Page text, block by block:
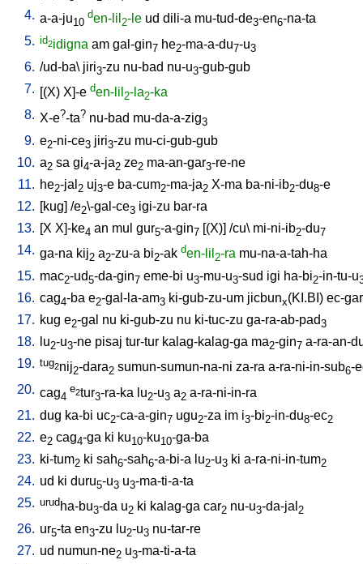
4. a-a-ju10
den-lil 2-le ud dili-a mu-tud-de3-en6-na-ta
5. id2idigna am gal-gin7 he2-ma-a-du7-u3
6. /ud-ba\ jiri3-zu nu-bad nu-u3-gub-gub
7. [(X) X]-e den-lil 2-la2-ka
8. X-e?-ta? nu-bad mu-da-a-zig3
9. e2-ni-ce3 jiri3-zu mu-ci-gub-gub
10. a2 sa gi4-a-ja2 ze2 ma-an-gar3-re-ne
11. he2-jal 2 uj3-e ba-cum2-ma-ja2 X-ma ba-ni-ib2-du8-e
12. [kug] /e2\-gal-ce3 igi-zu bar-ra
13. [X X]-ke4 an mul gur5-a-gin7 [(X)] /cu\ mi-ni-ib2-du7
14. ga-na kij2 a2-zu-a bi2-ak den-lil 2-ra mu-na-a-tah-ha
15. mac2-ud5-da-gin7 eme-bi u3-mu-u3-sud igi ha-bi2-in-tu-u
16. cag4-ba e2-gal-la-am3 ki-gub-zu-um jicbunx(KI.BI) ec-gar
17. kug e2-gal nu ki-gub-zu nu ki-tuc-zu ga-ra-ab-pad3
18. lu2-u3-ne pisaj tur-tur kalag-kalag-ga ma2-gin7 a-ra-an-
19. tug2nij2-dara2 sumun-sumun-na-ni za-ra a-ra-ni-in-sub6-
20. cag4
e2tur3-ra-ka lu2-u3 a2 a-ra-ni-in-ra
21. dug ka-bi uc2-ca-a-gin7 ugu2-za im i3-bi2-in-du8-ec2
22. e2 cag4-ga ki ku10-ku10-ga-ba
23. ki-tum2 ki sah6-sah6-a-bi-a lu2-u3 ki a-ra-ni-in-tum2
24. ud ki duru5-u3 u3-ma-ti-a-ta
25. urudha-bu3-da u2 ki kalag-ga car2 nu-u3-da-jal 2
26. ur5-ta en3-zu lu2-u3 nu-tar-re
27. ud numun-ne2 u3-ma-ti-a-ta